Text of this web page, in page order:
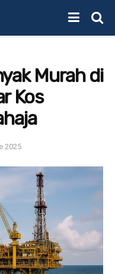
Murah di
Kos
2025